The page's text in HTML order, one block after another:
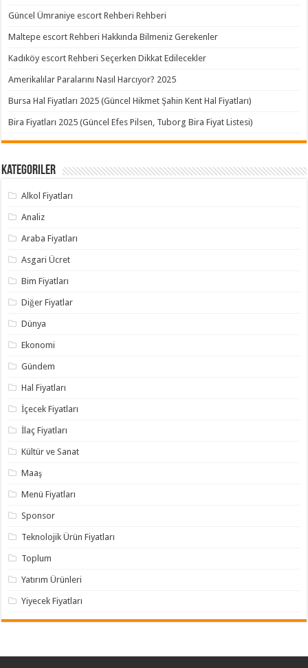
Güncel Ümraniye escort Rehberi Rehberi
Maltepe escort Rehberi Hakkında Bilmeniz Gerekenler
Kadıköy escort Rehberi Seçerken Dikkat Edilecekler
Amerikalılar Paralarını Nasıl Harcıyor? 2025
Bursa Hal Fiyatları 2025 (Güncel Hikmet Şahin Kent Hal Fiyatları)
Bira Fiyatları 2025 (Güncel Efes Pilsen, Tuborg Bira Fiyat Listesi)
Kategoriler
Alkol Fiyatları
Analiz
Araba Fiyatları
Asgari Ücret
Bim Fiyatları
Diğer Fiyatlar
Dünya
Ekonomi
Gündem
Hal Fiyatları
İçecek Fiyatları
İlaç Fiyatları
Kültür ve Sanat
Maaş
Menü Fiyatları
Sponsor
Teknolojik Ürün Fiyatları
Toplum
Yatırım Ürünleri
Yiyecek Fiyatları